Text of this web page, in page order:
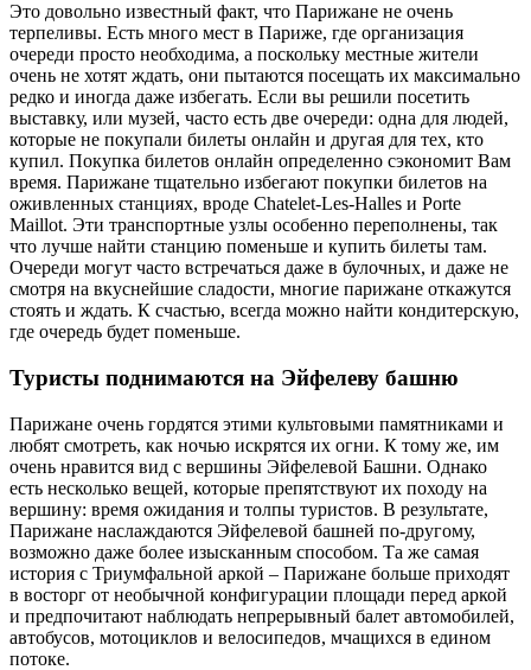
Это довольно известный факт, что Парижане не очень
терпеливы. Есть много мест в Париже, где организация
очереди просто необходима, а поскольку местные жители
очень не хотят ждать, они пытаются посещать их максимально
редко и иногда даже избегать. Если вы решили посетить
выставку, или музей, часто есть две очереди: одна для людей,
которые не покупали билеты онлайн и другая для тех, кто
купил. Покупка билетов онлайн определенно сэкономит Вам
время. Парижане тщательно избегают покупки билетов на
оживленных станциях, вроде Chatelet-Les-Halles и Porte
Maillot. Эти транспортные узлы особенно переполнены, так
что лучше найти станцию поменьше и купить билеты там.
Очереди могут часто встречаться даже в булочных, и даже не
смотря на вкуснейшие сладости, многие парижане откажутся
стоять и ждать. К счастью, всегда можно найти кондитерскую,
где очередь будет поменьше.
Туристы поднимаются на Эйфелеву башню
Парижане очень гордятся этими культовыми памятниками и
любят смотреть, как ночью искрятся их огни. К тому же, им
очень нравится вид с вершины Эйфелевой Башни. Однако
есть несколько вещей, которые препятствуют их походу на
вершину: время ожидания и толпы туристов. В результате,
Парижане наслаждаются Эйфелевой башней по-другому,
возможно даже более изысканным способом. Та же самая
история с Триумфальной аркой – Парижане больше приходят
в восторг от необычной конфигурации площади перед аркой
и предпочитают наблюдать непрерывный балет автомобилей,
автобусов, мотоциклов и велосипедов, мчащихся в едином
потоке.